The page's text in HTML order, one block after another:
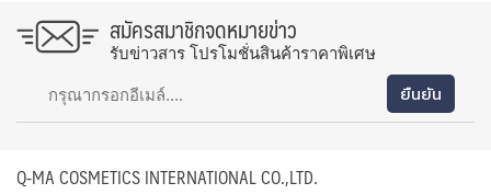
สมัครสมาชิกจดหมายข่าว
รับข่าวสาร โปรโมชั่นสินค้าราคาพิเศษ
Q-MA COSMETICS INTERNATIONAL CO.,LTD.